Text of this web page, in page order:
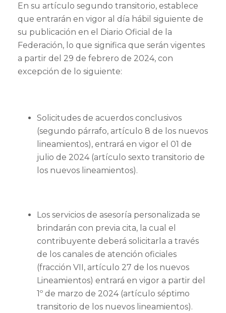
En su artículo segundo transitorio, establece
que entrarán en vigor al día hábil siguiente de
su publicación en el Diario Oficial de la
Federación, lo que significa que serán vigentes
a partir del 29 de febrero de 2024, con
excepción de lo siguiente:
Solicitudes de acuerdos conclusivos
(segundo párrafo, artículo 8 de los nuevos
lineamientos), entrará en vigor el 01 de
julio de 2024 (artículo sexto transitorio de
los nuevos lineamientos).
Los servicios de asesoría personalizada se
brindarán con previa cita, la cual el
contribuyente deberá solicitarla a través
de los canales de atención oficiales
(fracción VII, artículo 27 de los nuevos
Lineamientos) entrará en vigor a partir del
1º de marzo de 2024 (artículo séptimo
transitorio de los nuevos lineamientos).